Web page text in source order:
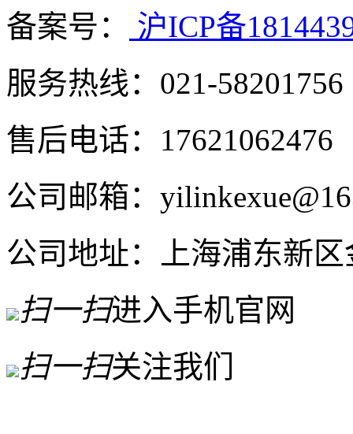
备案号：
沪ICP备
服务热线：021-58201756
售后电话：17621062476
公司邮箱：
公司地址：上海浦东新区
扫一扫进入手机官网
扫一扫关注我们